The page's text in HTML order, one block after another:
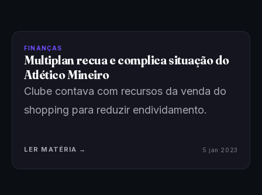
FINANÇAS
Multiplan recua e complica situação do
Atlético Mineiro
Clube contava com recursos da venda do
shopping para reduzir endividamento.
LER MATÉRIA → 5 jan 2023